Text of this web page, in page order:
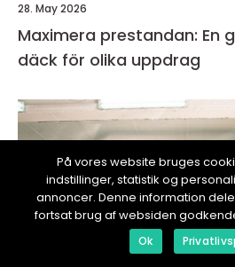
28. May 2026
Maximera prestandan: En
däck för olika uppdrag
På vores website bruges
indstillinger, statistik og
annoncer. Denne information
fortsat brug af websiden
Ok